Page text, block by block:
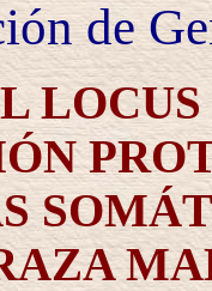
de
LOCUS